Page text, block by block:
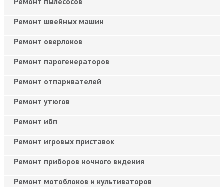
Ремонт швейных машин
Ремонт оверлоков
Ремонт парогенераторов
Ремонт отпаривателей
Ремонт утюгов
Ремонт ибп
Ремонт игровых приставок
Ремонт приборов ночного видения
Ремонт мотоблоков и культиваторов